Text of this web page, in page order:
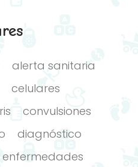
alerta sanitaria
celulares
convulsiones
diagnóstico
enfermedades